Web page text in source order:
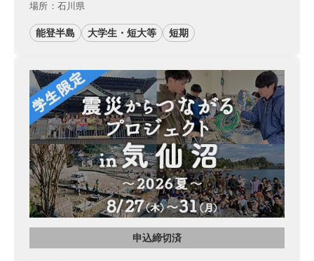
場所：石川県
能登半島 大学生・短大等 短期
申込締切済